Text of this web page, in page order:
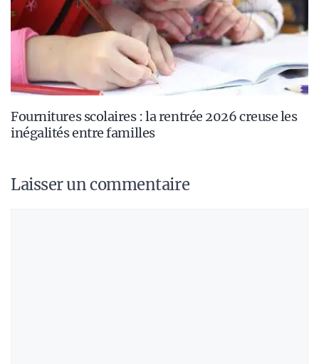
Fournitures scolaires : la rentrée 2026 creuse les
inégalités entre familles
Laisser un commentaire